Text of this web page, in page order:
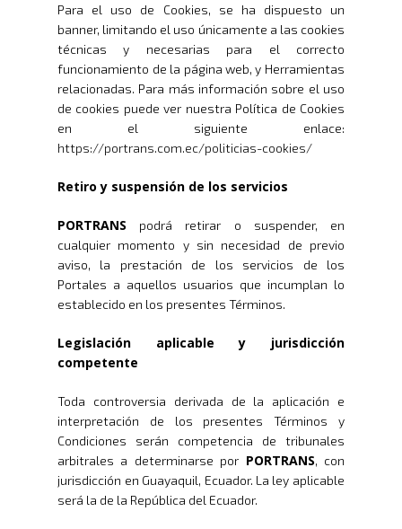
Para el uso de Cookies, se ha dispuesto un
banner, limitando el uso únicamente a las cookies
técnicas y necesarias para el correcto
funcionamiento de la página web, y Herramientas
relacionadas. Para más información sobre el uso
de cookies puede ver nuestra Política de Cookies
en el siguiente enlace:
https://portrans.com.ec/politicias-cookies/
Retiro y suspensión de los servicios
PORTRANS podrá retirar o suspender, en
cualquier momento y sin necesidad de previo
aviso, la prestación de los servicios de los
Portales a aquellos usuarios que incumplan lo
establecido en los presentes Términos.
Legislación aplicable y jurisdicción
competente
Toda controversia derivada de la aplicación e
interpretación de los presentes Términos y
Condiciones serán competencia de tribunales
arbitrales a determinarse por PORTRANS, con
jurisdicción en Guayaquil, Ecuador. La ley aplicable
será la de la República del Ecuador.